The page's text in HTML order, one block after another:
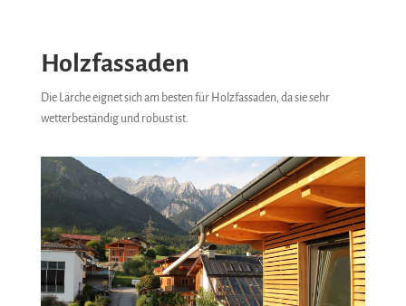
Holzfassaden
Die Lärche eignet sich am besten für Holzfassaden, da sie sehr
wetterbeständig und robust ist.